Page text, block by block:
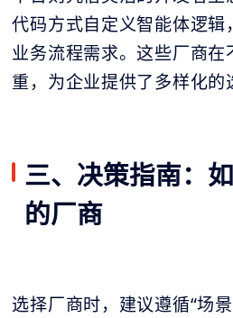
代码方式自定义智能体逻辑
业务流程需求。这些厂商
重，为企业提供了多样化的
三、决策指南：
的厂商
选择厂商时，建议遵循“场